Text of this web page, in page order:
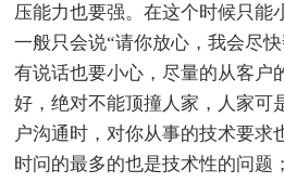
压能力也要强。在这个时候只能
一般只会说“请你放心，我会尽
有说话也要小心，尽量的从客户
好，绝对不能顶撞人家，人家可
户沟通时，对你从事的技术要求
时问的最多的也是技术性的问题；